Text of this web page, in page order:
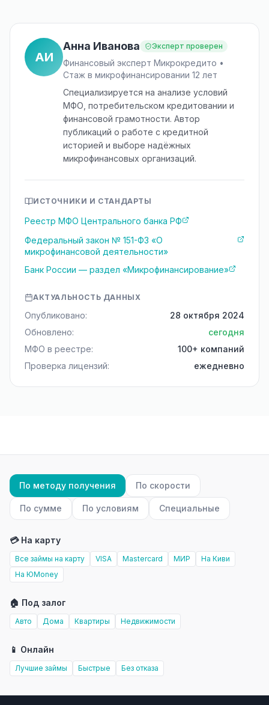
АИ
Анна Иванова Эксперт проверен
Финансовый эксперт Микрокредито •
Стаж в микрофинансировании 12 лет
Специализируется на анализе условий
МФО, потребительском кредитовании и
финансовой грамотности. Автор
публикаций о работе с кредитной
историей и выборе надёжных
микрофинансовых организаций.
ИСТОЧНИКИ И СТАНДАРТЫ
Реестр МФО Центрального банка РФ
Федеральный закон № 151-ФЗ «О
микрофинансовой деятельности»
Банк России — раздел «Микрофинансирование»
АКТУАЛЬНОСТЬ ДАННЫХ
Опубликовано:
28 октября 2024
Обновлено:
сегодня
МФО в реестре:
100+ компаний
Проверка лицензий:
ежедневно
По методу получения По скорости
По сумме По условиям Специальные
💳 На карту
Все займы на карту VISA Mastercard МИР
На Киви
На ЮMoney
🏠 Под залог
Авто Дома Квартиры Недвижимости
📱 Онлайн
Лучшие займы Быстрые Без отказа